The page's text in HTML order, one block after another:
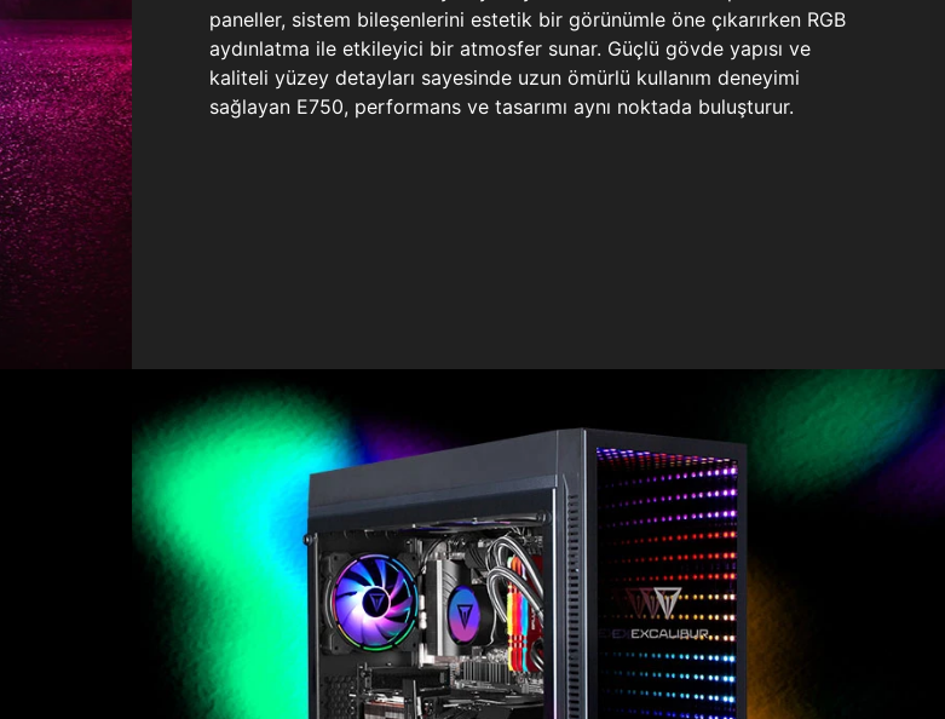
paneller, sistem bileşenlerini estetik bir görünümle öne çıkarırken RGB
aydınlatma ile etkileyici bir atmosfer sunar. Güçlü gövde yapısı ve
kaliteli yüzey detayları sayesinde uzun ömürlü kullanım deneyimi
sağlayan E750, performans ve tasarımı aynı noktada buluşturur.